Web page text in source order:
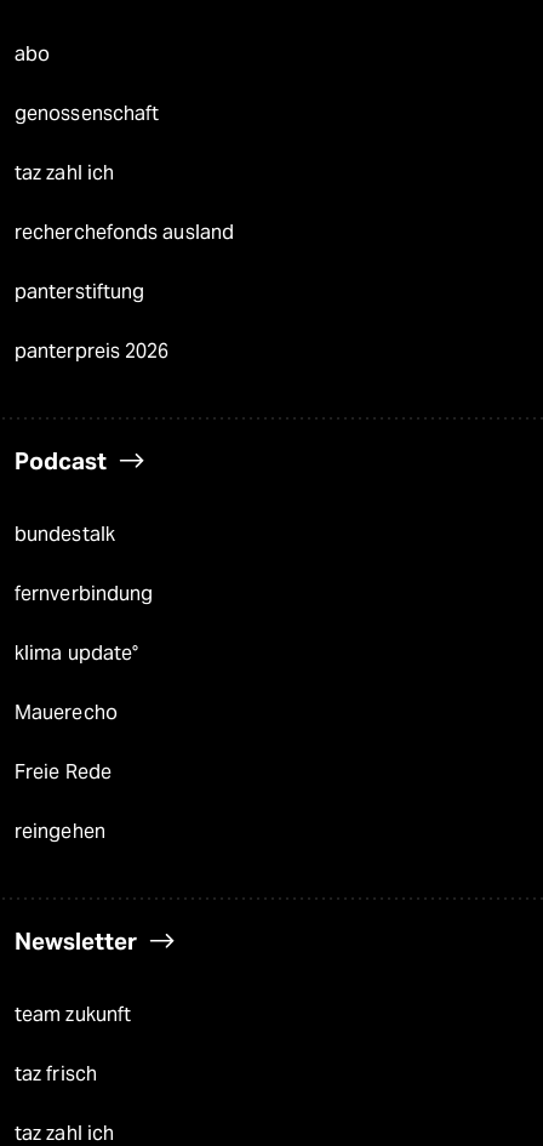
abo
genossenschaft
taz zahl ich
recherchefonds ausland
panterstiftung
panterpreis 2026
Podcast
bundestalk
fernverbindung
klima update°
Mauerecho
Freie Rede
reingehen
Newsletter
team zukunft
taz frisch
taz zahl ich